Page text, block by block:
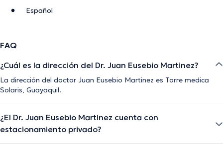
Español
FAQ
¿Cuál es la dirección del Dr. Juan Eusebio Martinez?
La dirección del doctor Juan Eusebio Martinez es Torre medica
Solaris, Guayaquil.
¿El Dr. Juan Eusebio Martinez cuenta con
estacionamiento privado?